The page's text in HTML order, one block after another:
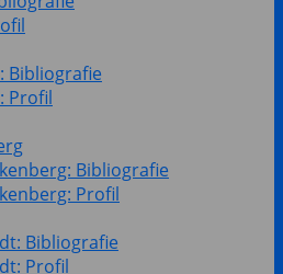
Bibliografie
Profil
Bibliografie
Profil
Bibliografie
Profil